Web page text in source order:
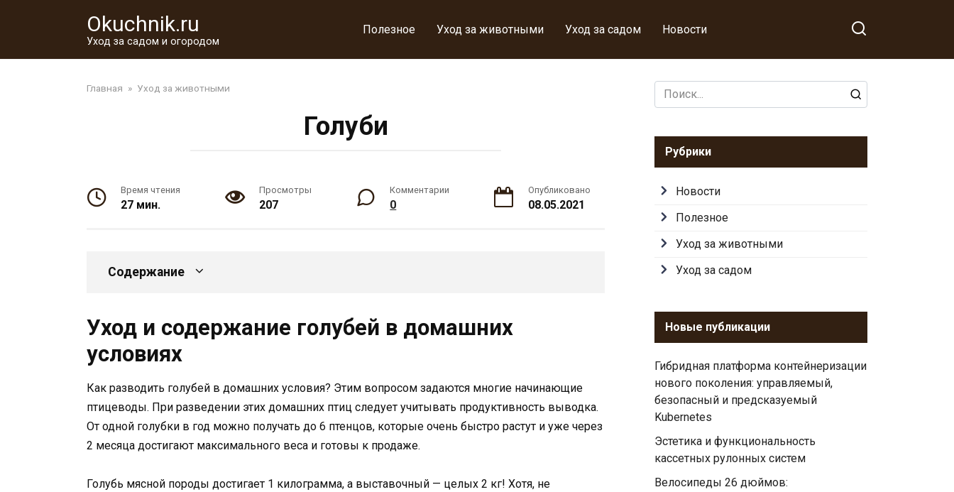
Okuchnik.ru
Уход за садом и огородом
Полезное Уход за животными Уход за садом Новости
Главная » Уход за животными
Голуби
Время чтения
27 мин.
Просмотры
207
Комментарии
0
Опубликовано
08.05.2021
Содержание
Уход и содержание голубей в домашних
условиях
Как разводить голубей в домашних условия? Этим вопросом задаются многие начинающие
птицеводы. При разведении этих домашних птиц следует учитывать продуктивность выводка.
От одной голубки в год можно получать до 6 птенцов, которые очень быстро растут и уже через
2 месяца достигают максимального веса и готовы к продаже.
Голубь мясной породы достигает 1 килограмма, а выставочный — целых 2 кг! Хотя, не
Search
for:
Рубрики
Новости
Полезное
Уход за животными
Уход за садом
Новые публикации
Гибридная платформа контейнеризации
нового поколения: управляемый,
безопасный и предсказуемый
Kubernetes
Эстетика и функциональность
кассетных рулонных систем
Велосипеды 26 дюймов: